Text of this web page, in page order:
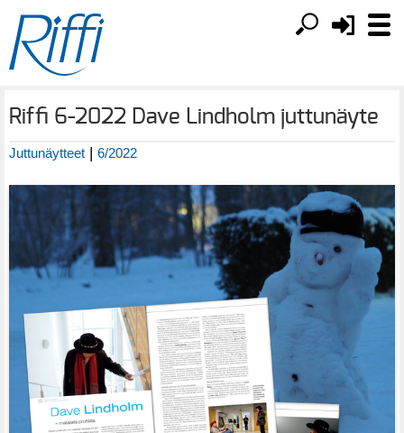
Riffi 6-2022 Dave Lindholm juttunäyte
Juttunäytteet | 6/2022